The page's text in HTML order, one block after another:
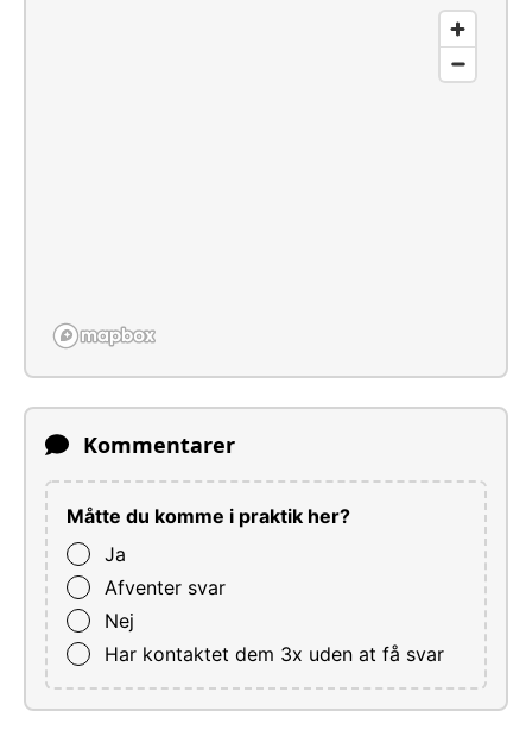
Kommentarer
Måtte du komme i praktik her?
Ja
Afventer svar
Nej
Har kontaktet dem 3x uden at få svar